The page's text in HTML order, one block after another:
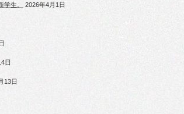
生。 2026年4月1日
日
13日